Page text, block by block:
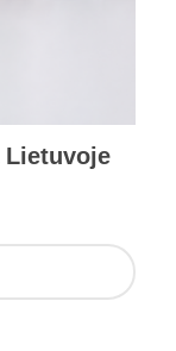
Lietuvoje